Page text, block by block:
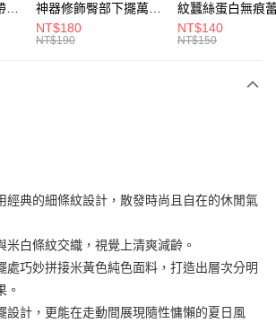
】
你分期」，訂單成立後會自動跳轉到大哥付的交易
選擇欲分期的期數、繳款截止日，確認付款後即完
期數及費用金額請依後續交易確認頁面所載為準。
未前往確認交易或遇審核未通過，訂單將自動取
通過狀況，表示未達大哥付你分期系統評分，恕無
單，「大哥付你分期」於每月結算日後寄送繳費提
單後，可選擇「超商條碼／台灣大直營門市／銀行轉
MONEY」等通路繳費。
含以上)免運費
含以上)免運費
神器修飾臀部下擺萬用
內搭裙/遮臀裙(黑2L-
6L)-Q155眼圈熊中大
NT$180
NT$190
紋蠶絲蛋白無痕
角內褲(白.粉.藍.
3L)-L28眼圈熊中
NT$140
NT$150
經典的細條紋設計，散發時尚且自在的休閒氣
米白條紋交織，視覺上清爽減齡。
處巧妙拼接米黃色純色面料，打造出層次分明
。
設計，更能在走動間展現隨性慵懶的夏日風